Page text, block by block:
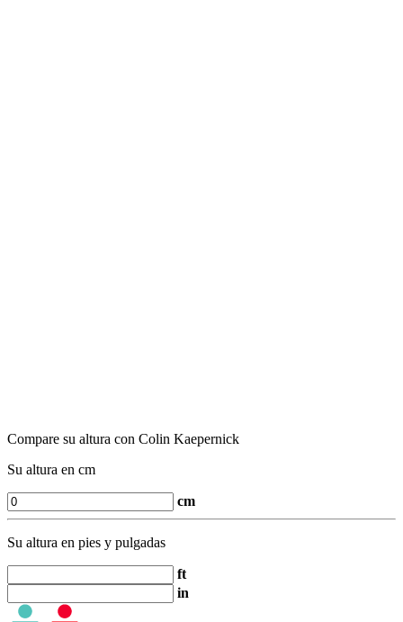
Compare su altura con Colin Kaepernick
Su altura en cm
cm
Su altura en pies y pulgadas
ft
in